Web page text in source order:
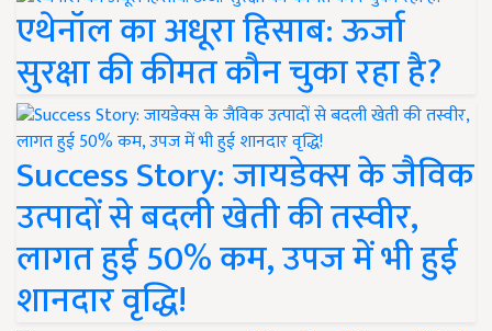
एथेनॉल का अधूरा हिसाब: ऊर्जा
सुरक्षा की कीमत कौन चुका रहा है?
Success Story: जायडेक्स के जैविक
उत्पादों से बदली खेती की तस्वीर,
लागत हुई 50% कम, उपज में भी हुई
शानदार वृद्धि!